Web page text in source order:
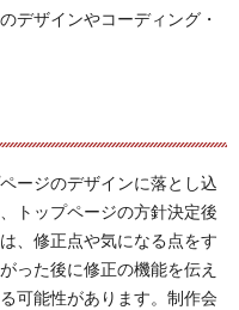
デザインやコーディング・
ージのデザインに落とし込
トップページの方針決定後
、修正点や気になる点をす
った後に修正の機能を伝え
可能性があります。制作会